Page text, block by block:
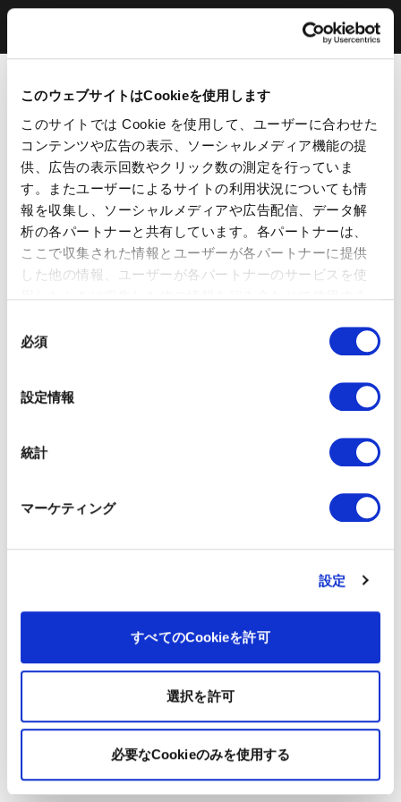
このウェブサイトはCookieを使用します
このサイトでは Cookie を使用して、ユーザーに合わせた
コンテンツや広告の表示、ソーシャルメディア機能の提
供、広告の表示回数やクリック数の測定を行っていま
す。またユーザーによるサイトの利用状況についても情
報を収集し、ソーシャルメディアや広告配信、データ解
析の各パートナーと共有しています。各パートナーは、
ここで収集された情報とユーザーが各パートナーに提供
した他の情報、ユーザーが各パートナーのサービスを使
ッキーに同意したことになります。
必須
設定情報
統計
マーケティング
設定
すべてのCookieを許可
選択を許可
必要なCookieのみを使用する